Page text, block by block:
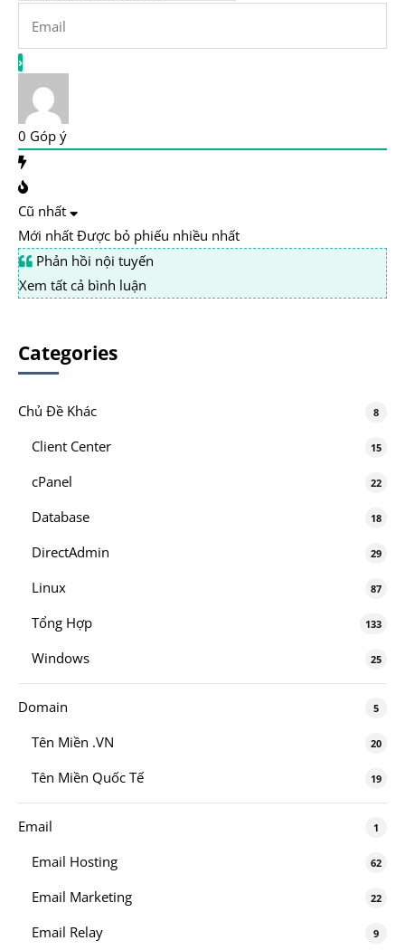
0 Góp ý
Cũ nhất
Mới nhất Được bỏ phiếu nhiều nhất
Phản hồi nội tuyến
Xem tất cả bình luận
Categories
Chủ Đề Khác 8
Client Center 15
cPanel 22
Database 18
DirectAdmin 29
Linux 87
Tổng Hợp 133
Windows 25
Domain 5
Tên Miền .VN 20
Tên Miền Quốc Tế 19
Email 1
Email Hosting 62
Email Marketing 22
Email Relay 9